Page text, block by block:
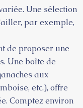
Une sélection
par exemple,
de proposer une
Une boîte de
aux
etc.), offre
Comptez environ